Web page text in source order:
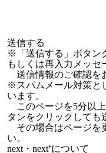
※「送信する」ボタン
もしくは再入力メッセ
送信情報のご確認を
※スパムメール対策と
います。
このページを5分以
タンをクリックしても
その場合はページを
い。
next・next⁺について